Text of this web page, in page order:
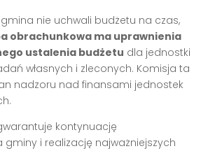
nie uchwali budżetu na czas,
obrachunkowa ma uprawnienia
ustalenia budżetu dla jednostki
własnych i zleconych. Komisja ta
nadzoru nad finansami jednostek
kontynuację
gminy i realizację najważniejszych